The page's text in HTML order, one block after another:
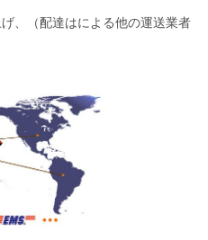
、（配達はによる他の運送業者